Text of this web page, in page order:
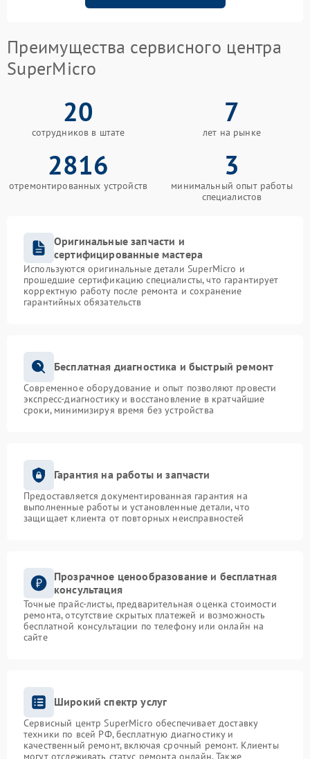
Преимущества сервисного центра
SuperMicro
20
сотрудников в штате
7
лет на рынке
2816
отремонтированных устройств
3
минимальный опыт работы
специалистов
Оригинальные запчасти и
сертифицированные мастера
Используются оригинальные детали SuperMicro и
прошедшие сертификацию специалисты, что гарантирует
корректную работу после ремонта и сохранение
гарантийных обязательств
Бесплатная диагностика и быстрый ремонт
Современное оборудование и опыт позволяют провести
экспресс-диагностику и восстановление в кратчайшие
сроки, минимизируя время без устройства
Гарантия на работы и запчасти
Предоставляется документированная гарантия на
выполненные работы и установленные детали, что
защищает клиента от повторных неисправностей
Прозрачное ценообразование и бесплатная
консультация
Точные прайс-листы, предварительная оценка стоимости
ремонта, отсутствие скрытых платежей и возможность
бесплатной консультации по телефону или онлайн на
сайте
Широкий спектр услуг
Сервисный центр SuperMicro обеспечивает доставку
техники по всей РФ, бесплатную диагностику и
качественный ремонт, включая срочный ремонт. Клиенты
могут отслеживать статус ремонта онлайн. Также